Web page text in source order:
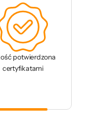
potwierdzona
certyfikatami